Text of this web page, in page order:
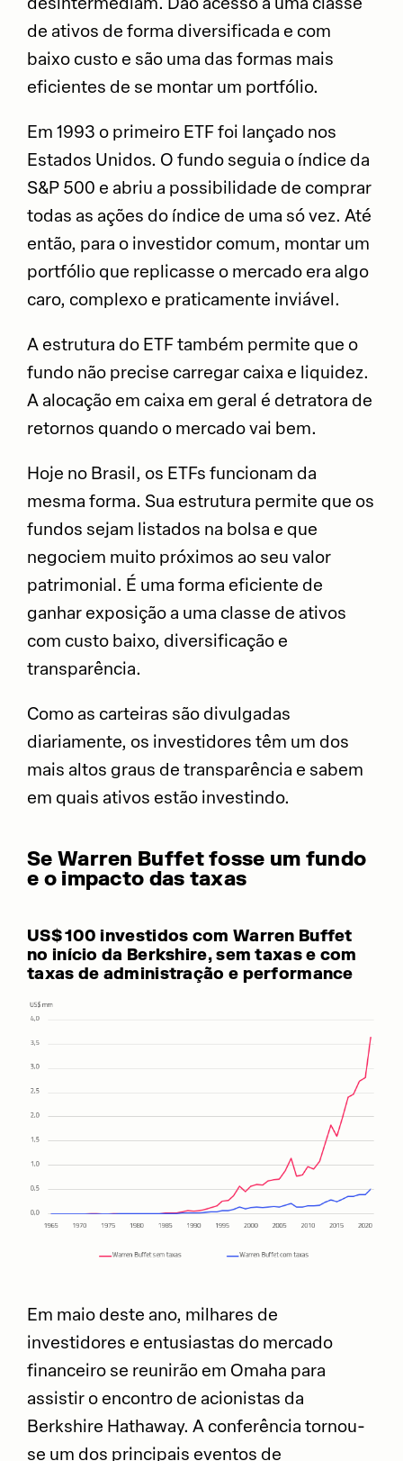
de ativos de forma diversificada e com
baixo custo e são uma das formas mais
eficientes de se montar um portfólio.
Em 1993 o primeiro ETF foi lançado nos
Estados Unidos. O fundo seguia o índice da
S&P 500 e abriu a possibilidade de comprar
todas as ações do índice de uma só vez. Até
então, para o investidor comum, montar um
portfólio que replicasse o mercado era algo
caro, complexo e praticamente inviável.
A estrutura do ETF também permite que o
fundo não precise carregar caixa e liquidez.
A alocação em caixa em geral é detratora de
retornos quando o mercado vai bem.
Hoje no Brasil, os ETFs funcionam da
mesma forma. Sua estrutura permite que os
fundos sejam listados na bolsa e que
negociem muito próximos ao seu valor
patrimonial. É uma forma eficiente de
ganhar exposição a uma classe de ativos
com custo baixo, diversificação e
transparência.
Como as carteiras são divulgadas
diariamente, os investidores têm um dos
mais altos graus de transparência e sabem
em quais ativos estão investindo.
Se Warren Buffet fosse um fundo
e o impacto das taxas
US$ 100 investidos com Warren Buffet
no início da Berkshire, sem taxas e com
taxas de administração e performance
Em maio deste ano, milhares de
investidores e entusiastas do mercado
financeiro se reunirão em Omaha para
assistir o encontro de acionistas da
Berkshire Hathaway. A conferência tornou-
se um dos principais eventos de